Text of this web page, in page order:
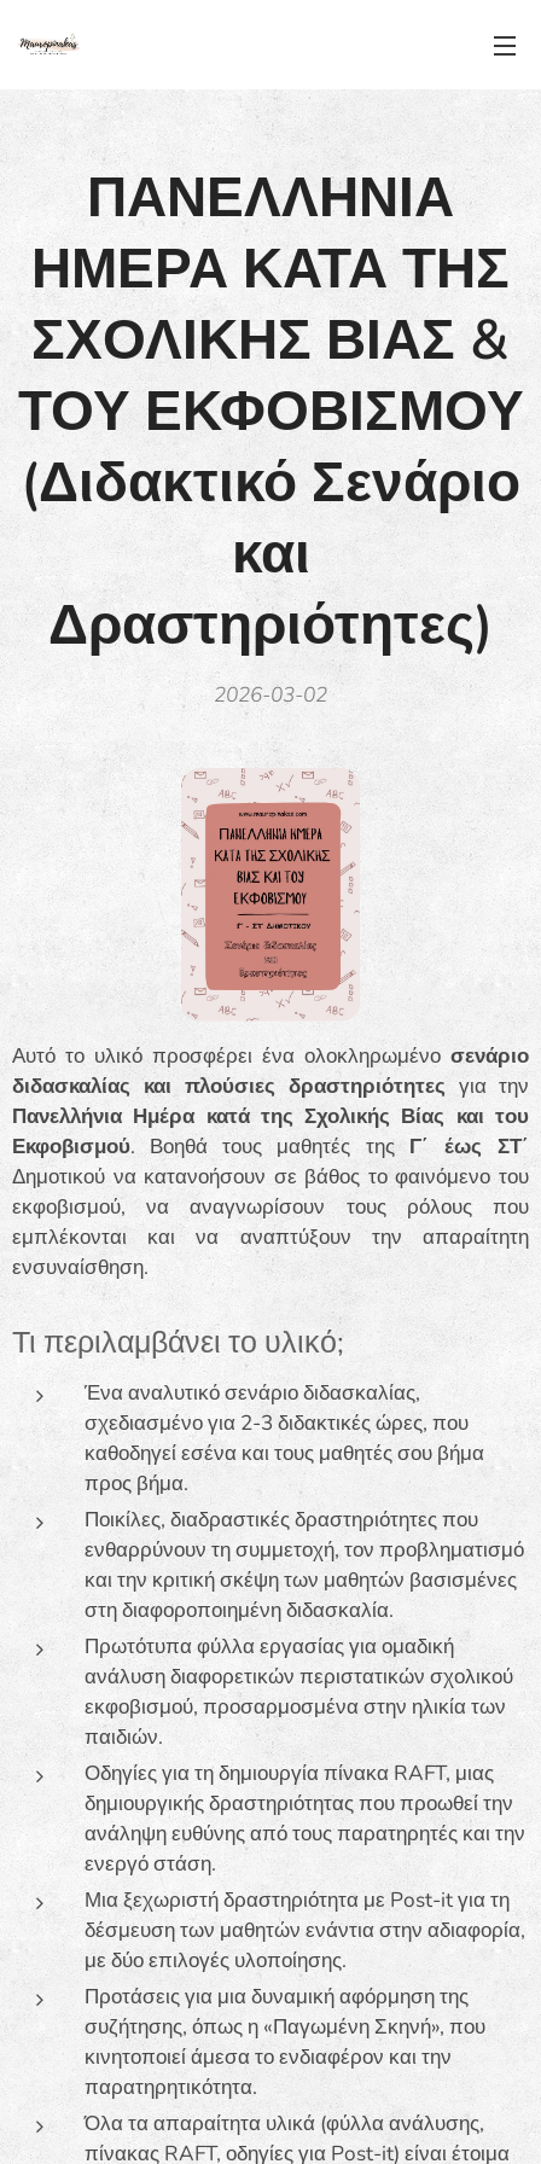
ΠΑΝΕΛΛΗΝΙΑ
ΗΜΕΡΑ ΚΑΤΑ ΤΗΣ
ΣΧΟΛΙΚΗΣ ΒΙΑΣ &
ΤΟΥ ΕΚΦΟΒΙΣΜΟΥ
(Διδακτικό Σενάριο
και
Δραστηριότητες)
2026-03-02
Αυτό το υλικό προσφέρει ένα ολοκληρωμένο σενάριο
διδασκαλίας και πλούσιες δραστηριότητες για την
Πανελλήνια Ημέρα κατά της Σχολικής Βίας και του
Εκφοβισμού. Βοηθά τους μαθητές της Γ΄ έως ΣΤ΄
Δημοτικού να κατανοήσουν σε βάθος το φαινόμενο του
εκφοβισμού, να αναγνωρίσουν τους ρόλους που
εμπλέκονται και να αναπτύξουν την απαραίτητη
ενσυναίσθηση.
Τι περιλαμβάνει το υλικό;
Ένα αναλυτικό σενάριο διδασκαλίας,
σχεδιασμένο για 2-3 διδακτικές ώρες, που
καθοδηγεί εσένα και τους μαθητές σου βήμα
προς βήμα.
Ποικίλες, διαδραστικές δραστηριότητες που
ενθαρρύνουν τη συμμετοχή, τον προβληματισμό
και την κριτική σκέψη των μαθητών βασισμένες
στη διαφοροποιημένη διδασκαλία.
Πρωτότυπα φύλλα εργασίας για ομαδική
ανάλυση διαφορετικών περιστατικών σχολικού
εκφοβισμού, προσαρμοσμένα στην ηλικία των
παιδιών.
Οδηγίες για τη δημιουργία πίνακα RAFT, μιας
δημιουργικής δραστηριότητας που προωθεί την
ανάληψη ευθύνης από τους παρατηρητές και την
ενεργό στάση.
Μια ξεχωριστή δραστηριότητα με Post-it για τη
δέσμευση των μαθητών ενάντια στην αδιαφορία,
με δύο επιλογές υλοποίησης.
Προτάσεις για μια δυναμική αφόρμηση της
συζήτησης, όπως η «Παγωμένη Σκηνή», που
κινητοποιεί άμεσα το ενδιαφέρον και την
παρατηρητικότητα.
Όλα τα απαραίτητα υλικά (φύλλα ανάλυσης,
πίνακας RAFT, οδηγίες για Post-it) είναι έτοιμα